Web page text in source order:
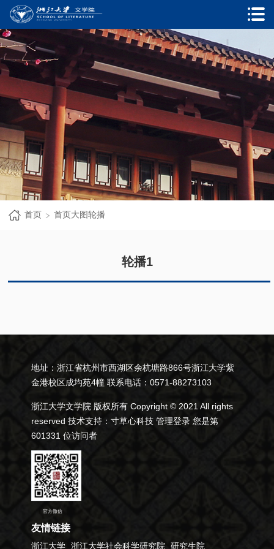
首页 首页大图轮播
轮播1
地址：浙江省杭州市西湖区余杭塘路866号浙江大学紫
金港校区成均苑4幢 联系电话：0571-88273103
浙江大学文学院 版权所有 Copyright © 2021 All rights
reserved 技术支持：寸草心科技 管理登录 您是第
601331位访问者
官方微信
友情链接
浙江大学 浙江大学社会科学研究院 研究生院